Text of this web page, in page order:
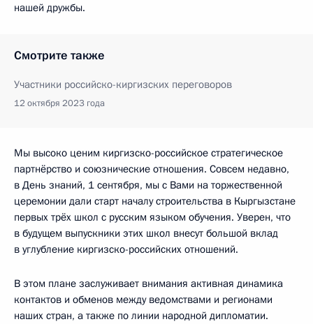
нашей дружбы.
Смотрите также
Участники российско-киргизских переговоров
12 октября 2023 года
Мы высоко ценим киргизско-российское стратегическое
партнёрство и союзнические отношения. Совсем недавно,
в День знаний, 1 сентября, мы с Вами на торжественной
церемонии дали старт началу строительства в Кыргызстане
первых трёх школ с русским языком обучения. Уверен, что
в будущем выпускники этих школ внесут большой вклад
в углубление киргизско-российских отношений.
В этом плане заслуживает внимания активная динамика
контактов и обменов между ведомствами и регионами
наших стран, а также по линии народной дипломатии.